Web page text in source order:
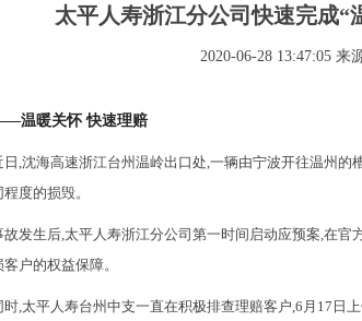
太平人寿浙江分公司快速完成“
2020-06-28 13:47:05 来
温暖关怀 快速理赔
日,沈海高速浙江台州温岭出口处,一辆由宁波开往温州
度的损毁。
故发生后,太平人寿浙江分公司第一时间启动应预案,在
户的权益保障。
时,太平人寿台州中支一直在积极排查理赔客户,6月17日